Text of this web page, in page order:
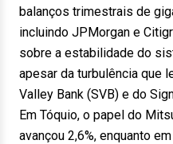
balanços trimestrais de
incluindo JPMorgan e
sobre a estabilidade do
apesar da turbulência que
Valley Bank (SVB) e do
Em Tóquio, o papel do
avançou 2,6%, enquanto